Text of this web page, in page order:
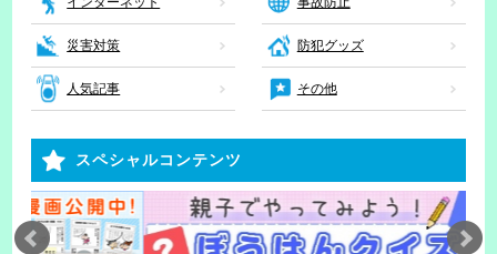
災害対策 防犯グッズ
人気記事 その他
スペシャルコンテンツ